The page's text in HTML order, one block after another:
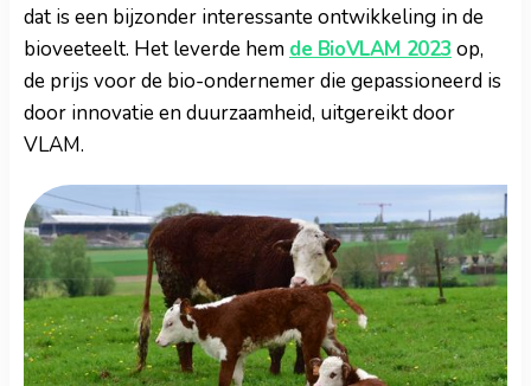
dat is een bijzonder interessante ontwikkeling in de
bioveeteelt. Het leverde hem de BioVLAM 2023 op,
de prijs voor de bio-ondernemer die gepassioneerd is
door innovatie en duurzaamheid, uitgereikt door
VLAM.